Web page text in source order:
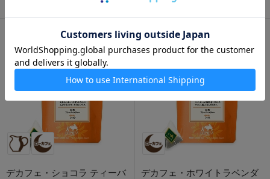
1,000円
デカフェ・ショコラ ティーバ
デカフェ・ホワイトラベンダ